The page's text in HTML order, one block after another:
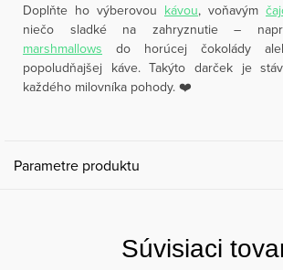
Doplňte ho výberovou kávou, voňavým
niečo sladké na zahryznutie –
marshmallows do horúcej čokolády
popoludňajšej káve. Takýto darček je
každého milovníka pohody. ❤️
Parametre produktu
Súvisiaci